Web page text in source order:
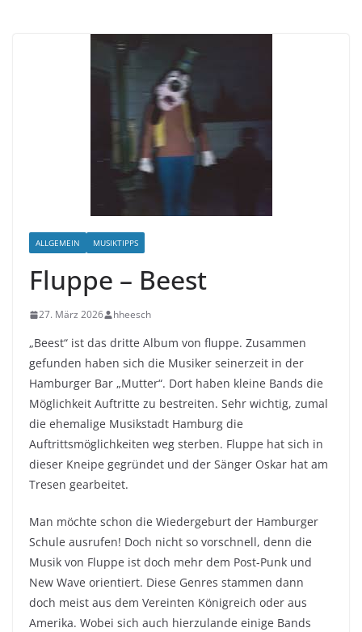
ALLGEMEIN MUSIKTIPPS
Fluppe – Beest
27. März 2026 hheesch
„Beest“ ist das dritte Album von fluppe. Zusammen
gefunden haben sich die Musiker seinerzeit in der
Hamburger Bar „Mutter“. Dort haben kleine Bands die
Möglichkeit Auftritte zu bestreiten. Sehr wichtig, zumal
die ehemalige Musikstadt Hamburg die
Auftrittsmöglichkeiten weg sterben. Fluppe hat sich in
dieser Kneipe gegründet und der Sänger Oskar hat am
Tresen gearbeitet.
Man möchte schon die Wiedergeburt der Hamburger
Schule ausrufen! Doch nicht so vorschnell, denn die
Musik von Fluppe ist doch mehr dem Post-Punk und
New Wave orientiert. Diese Genres stammen dann
doch meist aus dem Vereinten Königreich oder aus
Amerika. Wobei sich auch hierzulande einige Bands